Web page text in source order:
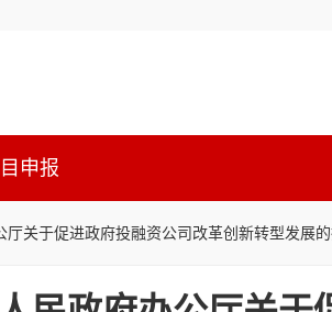
申报
关于促进政府投融资公司改革创新转型发展